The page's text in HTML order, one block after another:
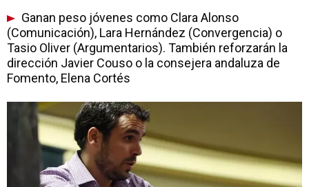
Ganan peso jóvenes como Clara Alonso
(Comunicación), Lara Hernández (Convergencia) o
Tasio Oliver (Argumentarios). También reforzarán la
dirección Javier Couso o la consejera andaluza de
Fomento, Elena Cortés